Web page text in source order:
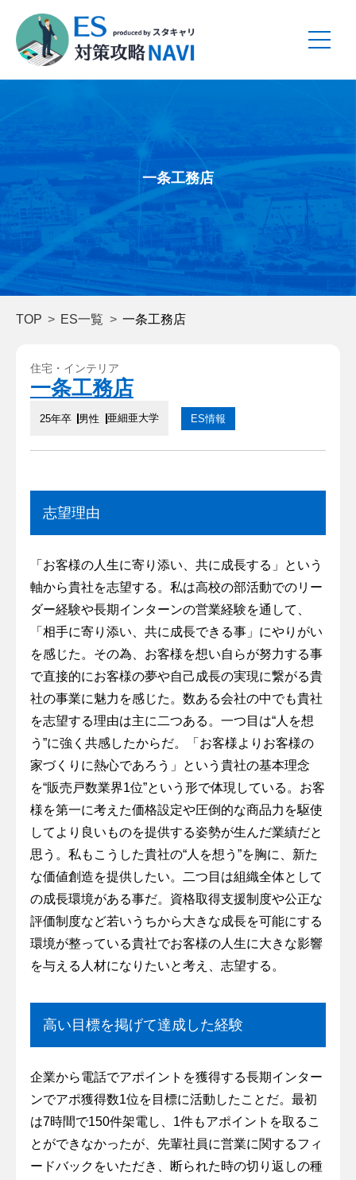
一条工務店
TOP ES一覧 一条工務店
住宅・インテリア
一条工務店
25年卒 男性 亜細亜大学 ES情報
志望理由
「お客様の人生に寄り添い、共に成長する」という
軸から貴社を志望する。私は高校の部活動でのリー
ダー経験や長期インターンの営業経験を通して、
「相手に寄り添い、共に成長できる事」にやりがい
を感じた。その為、お客様を想い自らが努力する事
で直接的にお客様の夢や自己成長の実現に繋がる貴
社の事業に魅力を感じた。数ある会社の中でも貴社
を志望する理由は主に二つある。一つ目は“人を想
う”に強く共感したからだ。「お客様よりお客様の
家づくりに熱心であろう」という貴社の基本理念
を“販売戸数業界1位”という形で体現している。お客
様を第一に考えた価格設定や圧倒的な商品力を駆使
してより良いものを提供する姿勢が生んだ業績だと
思う。私もこうした貴社の“人を想う”を胸に、新た
な価値創造を提供したい。二つ目は組織全体として
の成長環境がある事だ。資格取得支援制度や公正な
評価制度など若いうちから大きな成長を可能にする
環境が整っている貴社でお客様の人生に大きな影響
を与える人材になりたいと考え、志望する。
高い目標を掲げて達成した経験
企業から電話でアポイントを獲得する長期インター
ンでアポ獲得数1位を目標に活動したことだ。最初
は7時間で150件架電し、1件もアポイントを取るこ
とができなかったが、先輩社員に営業に関するフィ
ードバックをいただき、断られた時の切り返しの種